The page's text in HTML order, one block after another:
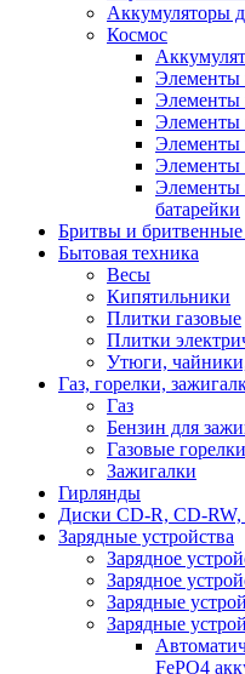
Аккумуляторы
Космос
Элементы
Элементы
Элементы
Элементы
Элементы
Элементы
батарейки
Бритвы и
Бытовая техника
Весы
Кипятильники
Плитки газовые
Плитки
Утюги,
Газ, горелки,
Газ
Бензин для
Газовые горелки
Зажигалки
Гирлянды
Диски CD-R, CD-
Зарядные устройства
Зарядное
Зарядное
Зарядные
Зарядные
FePO4